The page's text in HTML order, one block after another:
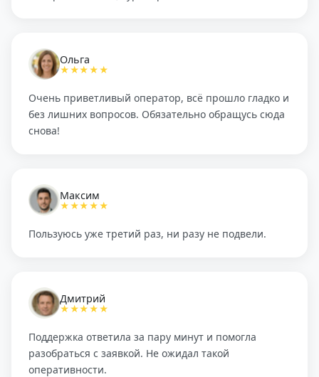
Ольга
★★★★★
Очень приветливый оператор, всё прошло гладко и
без лишних вопросов. Обязательно обращусь сюда
снова!
Максим
★★★★★
Пользуюсь уже третий раз, ни разу не подвели.
Дмитрий
★★★★★
Поддержка ответила за пару минут и помогла
разобраться с заявкой. Не ожидал такой
оперативности.